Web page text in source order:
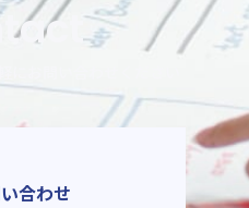
にお問い合わせください
合わせ